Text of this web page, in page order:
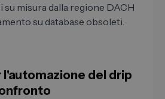
misura dalla regione DACH
su database obsoleti.
del drip